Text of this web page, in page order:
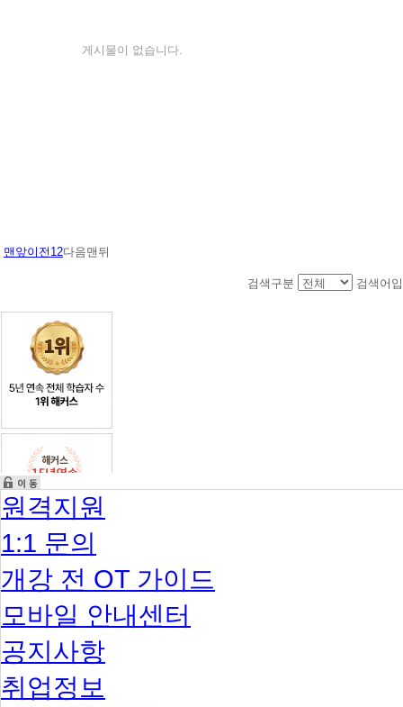
게시물이 없습니다.
맨앞이전 1 2다음맨뒤
검색구분 검색어
원격지원
1:1 문의
개강 전 OT 가이드
모바일 안내센터
공지사항
취업정보